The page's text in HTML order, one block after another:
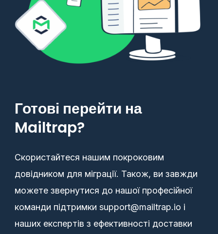
Готові перейти на
Mailtrap?
Скористайтеся нашим покроковим
довідником для міграції. Також, ви завжди
можете звернутися до нашої професійної
команди підтримки support@mailtrap.io і
наших експертів з ефективності доставки